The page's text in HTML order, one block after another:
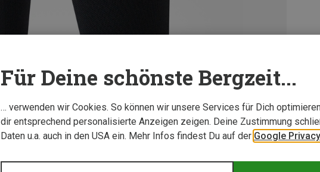
Für Deine schönste Bergzeit...
… verwenden wir Cookies. So können wir unsere Services für Dich
dir entsprechend personalisierte Anzeigen zeigen. Deine Zustimmung
Daten u.a. auch in den USA ein. Mehr Infos findest Du auf der Google